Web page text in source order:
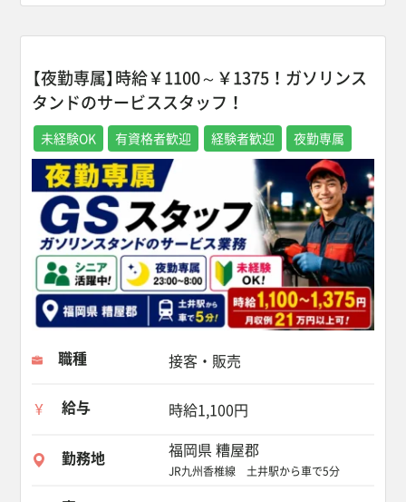
【夜勤専属】時給￥1100～￥1375！ガソリンス
タンドのサービススタッフ！
未経験OK 有資格者歓迎 経験者歓迎 夜勤専属
職種 接客・販売
給与 時給1,100円
勤務地 福岡県 糟屋郡
JR九州香椎線 土井駅から車で5分